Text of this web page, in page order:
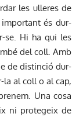
les ulleres de
és dur-
se. Hi ha qui les
del coll. Amb
de distinció dur-
la al coll o al cap,
Una cosa
ni protegeix de